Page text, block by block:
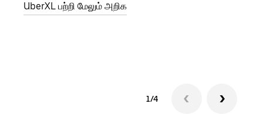
UberXL பற்றி மேலும் அறிக
1/4